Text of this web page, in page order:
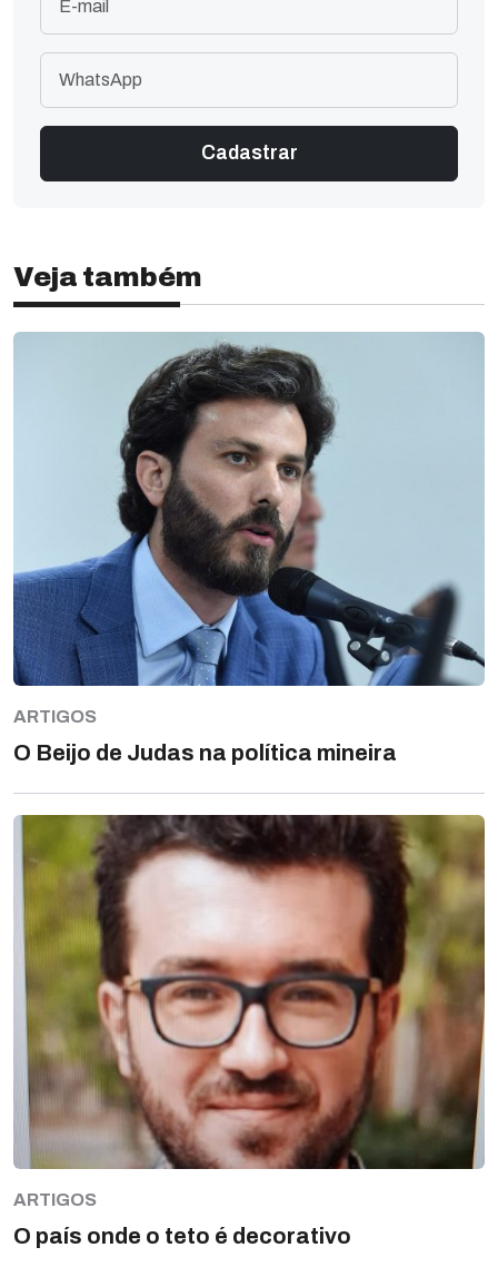
Veja também
ARTIGOS
O Beijo de Judas na política mineira
ARTIGOS
O país onde o teto é decorativo